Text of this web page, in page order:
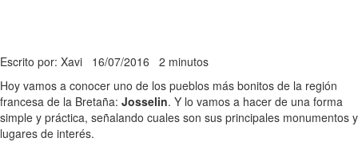
Escrito por: Xavi 16/07/2016 2 minutos
Hoy vamos a conocer uno de los pueblos más bonitos de la región
francesa de la Bretaña: Josselin. Y lo vamos a hacer de una forma
simple y práctica, señalando cuales son sus principales monumentos y
lugares de interés.